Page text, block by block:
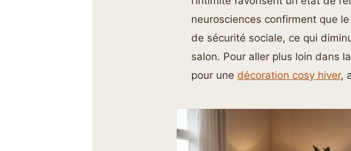
neurosciences confirment que
de sécurité sociale, ce qui
salon. Pour aller plus loin dans
pour une décoration cosy hiver,